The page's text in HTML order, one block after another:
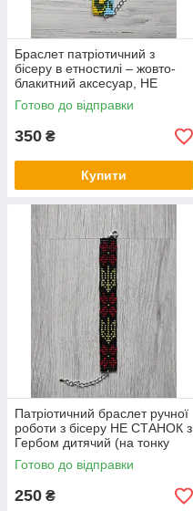
Браслет патріотичний з
бісеру в етностилі – жовто-
блакитний аксесуар, НЕ
СТАНОК
Готово до відправки
350 ₴
Купити
Патріотичний браслет ручної
роботи з бісеру НЕ СТАНОК з
Гербом дитячий (на тонку
руку)
Готово до відправки
250 ₴